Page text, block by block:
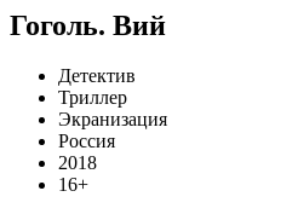
Гоголь. Вий
Детектив
Триллер
Экранизация
Россия
2018
16+